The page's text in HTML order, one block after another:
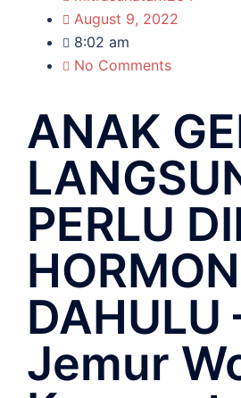
August 9, 2022
8:02 am
No Comments
ANAK
PERLU
Jemur